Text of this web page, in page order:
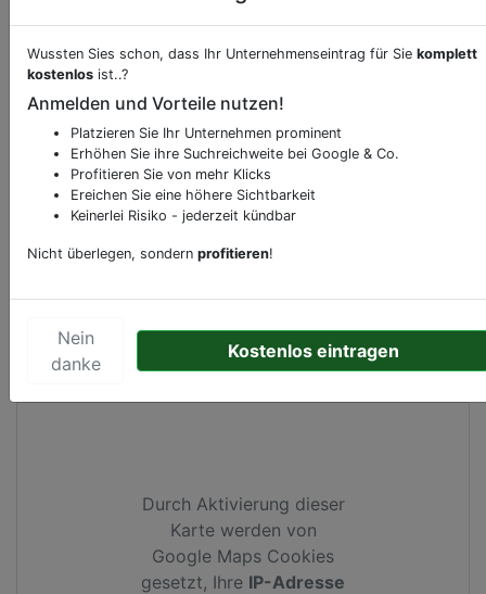
Beschreibung & Services von Supermarkt
Sie möchten eine Beschreibung, Dienstleistung
oder andere relevante Informationen hinzufügen?
Klicken Sie bittehierum uns zu kontaktieren.
Gerne erweitern wir Ihren Firmeneintrag um
Sonderangebote odere besondere Services, die
Ihr Unternehmen anbietet und womit Sie sich von
KartenansichtKruisstraat 3inReusel
Durch Aktivierung dieser
Karte werden von
Google Maps Cookies
gesetzt, Ihre IP-Adresse
Wussten Sies schon, dass Ihr Unternehmenseintrag für Sie komplett
kostenlos ist..?
Anmelden und Vorteile nutzen!
Platzieren Sie Ihr Unternehmen prominent
Erhöhen Sie ihre Suchreichweite bei Google & Co.
Profitieren Sie von mehr Klicks
Ereichen Sie eine höhere Sichtbarkeit
Keinerlei Risiko - jederzeit kündbar
Nicht überlegen, sondern profitieren!
Nein
danke
Kostenlos eintragen